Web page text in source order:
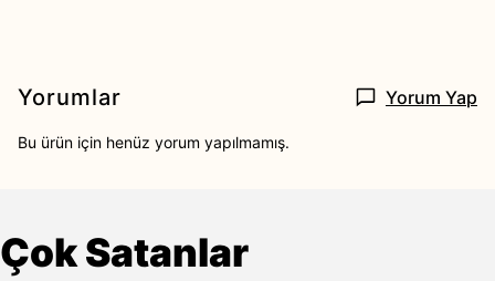
Yorumlar Yorum Yap
Bu ürün için henüz yorum yapılmamış.
Çok Satanlar